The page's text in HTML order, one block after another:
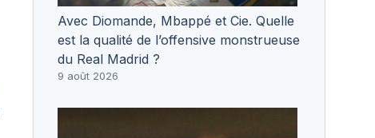
Avec Diomande, Mbappé et Cie. Quelle
est la qualité de l’offensive monstrueuse
du Real Madrid ?
9 août 2026